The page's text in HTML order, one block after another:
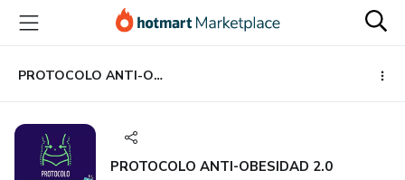
principal
página
de
página
PROTOCOLO ANTI-OBESIDAD 2.0
PROTOCOLO ANTI-OBESIDAD 2.0